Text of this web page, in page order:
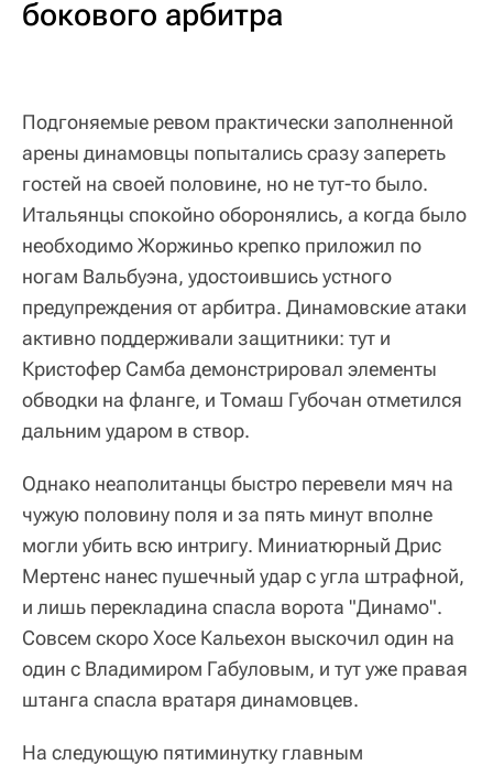
бокового арбитра
Подгоняемые ревом практически заполненной
арены динамовцы попытались сразу запереть
гостей на своей половине, но не тут-то было.
Итальянцы спокойно оборонялись, а когда было
необходимо Жоржиньо крепко приложил по
ногам Вальбуэна, удостоившись устного
предупреждения от арбитра. Динамовские атаки
активно поддерживали защитники: тут и
Кристофер Самба демонстрировал элементы
обводки на фланге, и Томаш Губочан отметился
дальним ударом в створ.
Однако неаполитанцы быстро перевели мяч на
чужую половину поля и за пять минут вполне
могли убить всю интригу. Миниатюрный Дрис
Мертенс нанес пушечный удар с угла штрафной,
и лишь перекладина спасла ворота "Динамо".
Совсем скоро Хосе Кальехон выскочил один на
один с Владимиром Габуловым, и тут уже правая
штанга спасла вратаря динамовцев.
На следующую пятиминутку главным